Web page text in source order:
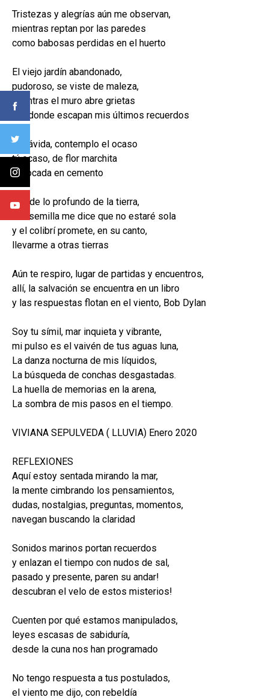
Tristezas y alegrías aún me observan,
mientras reptan por las paredes
como babosas perdidas en el huerto
El viejo jardín abandonado,
pudoroso, se viste de maleza,
mientras el muro abre grietas
por donde escapan mis últimos recuerdos
Impávida, contemplo el ocaso
tú ocaso, de flor marchita
sofocada en cemento
Desde lo profundo de la tierra,
una semilla me dice que no estaré sola
y el colibrí promete, en su canto,
llevarme a otras tierras
Aún te respiro, lugar de partidas y encuentros,
allí, la salvación se encuentra en un libro
y las respuestas flotan en el viento, Bob Dylan
Soy tu símil, mar inquieta y vibrante,
mi pulso es el vaivén de tus aguas luna,
La danza nocturna de mis líquidos,
La búsqueda de conchas desgastadas.
La huella de memorias en la arena,
La sombra de mis pasos en el tiempo.
VIVIANA SEPULVEDA ( LLUVIA) Enero 2020
REFLEXIONES
Aquí estoy sentada mirando la mar,
la mente cimbrando los pensamientos,
dudas, nostalgias, preguntas, momentos,
navegan buscando la claridad
Sonidos marinos portan recuerdos
y enlazan el tiempo con nudos de sal,
pasado y presente, paren su andar!
descubran el velo de estos misterios!
Cuenten por qué estamos manipulados,
leyes escasas de sabiduría,
desde la cuna nos han programado
No tengo respuesta a tus postulados,
el viento me dijo, con rebeldía